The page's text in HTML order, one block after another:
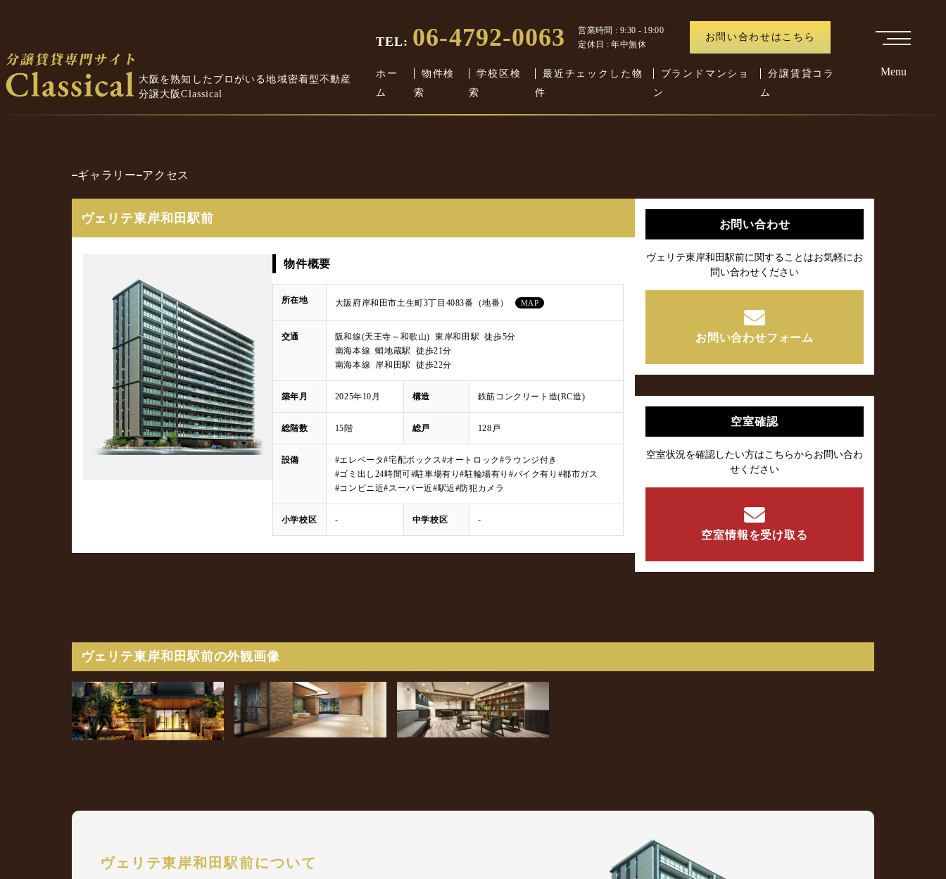
大阪を熟知したプロがいる地域密着型不動産
分譲大阪Classical
TEL: 06-4792-0063
営業時間 : 9:30 - 19:00
定休日 : 年中無休
お問い合わせはこちら
ホー
ム
物件検
索
学校区検
索
最近チェックした物
件
ブランドマンショ
ン
分譲賃貸コラ
ム
Menu
ギャラリー アクセス
ヴェリテ東岸和田駅前
物件概要
所在地 大阪府岸和田市土生町3丁目4083番（地番） MAP
交通
阪和線(天王寺～和歌山) 東岸和田駅 徒歩5分
南海本線 蛸地蔵駅 徒歩21分
南海本線 岸和田駅 徒歩22分
築年月 2025年10月 構造 鉄筋コンクリート造(RC造)
総階数 15階 総戸 128戸
設備 #エレベータ#宅配ボックス#オートロック #ラウンジ付き
#ゴミ出し24時間可#駐車場有り#駐輪場有り#バイク有り #都市ガス
#コンビニ近#スーパー近#駅近#防犯カメラ
小学校区 - 中学校区 -
お問い合わせ
ヴェリテ東岸和田駅前に関することはお気軽にお
問い合わせください
お問い合わせフォーム
空室確認
空室状況を確認したい方はこちらからお問い合わ
せください
空室情報を受け取る
ヴェリテ東岸和田駅前の外観画像
ヴェリテ東岸和田駅前について